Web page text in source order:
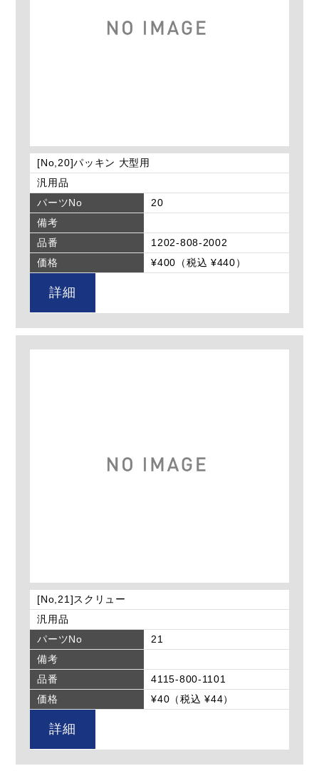
[No,20]パッキン 大型用
汎用品
パーツNo
20
備考
品番
1202-808-2002
価格
¥400（税込 ¥440）
詳細
[No,21]スクリュー
汎用品
パーツNo
21
備考
品番
4115-800-1101
価格
¥40（税込 ¥44）
詳細